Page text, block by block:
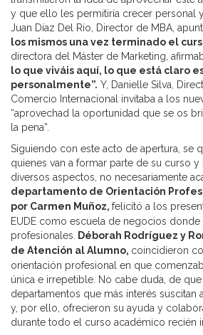
y que ello les permitiría crecer personal
Juan Díaz Del Río, Director de MBA,
los mismos una vez terminado el
directora del Máster de Marketing,
lo que viváis aquí, lo que está claro
personalmente”. Y, Danielle Silva,
Comercio Internacional invitaba a los
“aprovechad la oportunidad que se os
la pena”.
Siguiendo con este acto de apertura, se
quienes van a formar parte de su curso y
diversos aspectos, no necesariamente
d epartamento de Orientación
por Carmen Muñoz, felicitó a los
EUDE como escuela de negocios
profesionales.
Déborah Rodríguez y
de Atención al Alumno, coincidieron
orientación profesional en que
única e irrepetible. No cabe duda, de
departamentos que más interés suscitan
y, por ello, ofrecieron su ayuda y
durante todo el curso académico recién